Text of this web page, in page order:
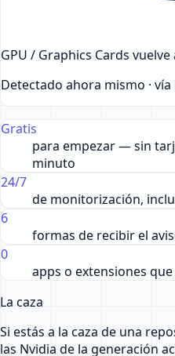
GPU / Graphics Cards
Detectado ahora mismo ·
Gratis
para empezar — sin
minuto
24/7
de monitorización,
6
formas de recibir el
0
apps o extensiones
La caza
Si estás a la caza de una
las Nvidia de la generación